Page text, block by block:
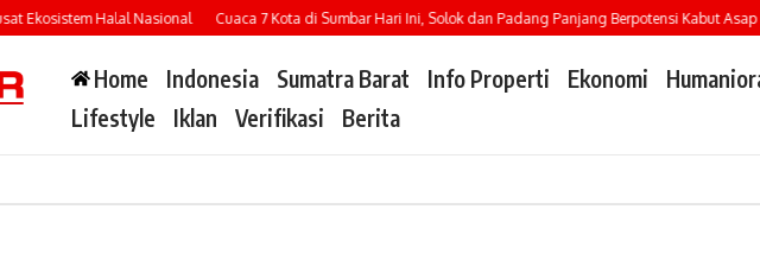
Halal Nasional Cuaca 7 Kota di Sumbar Hari Ini, Solok dan Padang Panjang Berpotensi Kabut Asap
Home Indonesia Sumatra Barat Info Properti Ekonomi
Lifestyle
Iklan Verifikasi Berita